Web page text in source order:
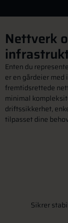
Nettverk
Enten du
er en gårdeier
fremtidsrettede
minimal
driftssikkerhet,
tilpasset dine
Sikrer